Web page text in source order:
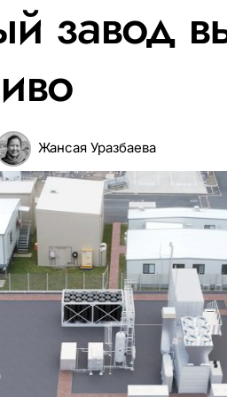
завод
Жансая Уразбаева